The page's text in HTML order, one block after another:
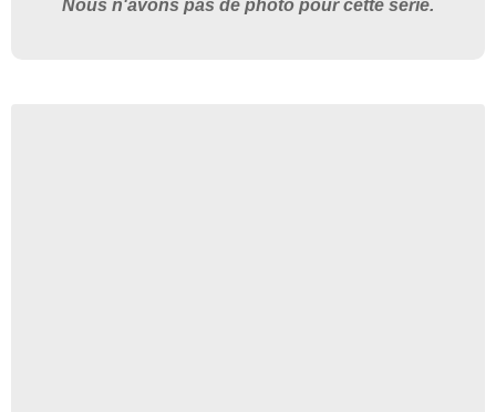
Nous n'avons pas de photo pour cette série.